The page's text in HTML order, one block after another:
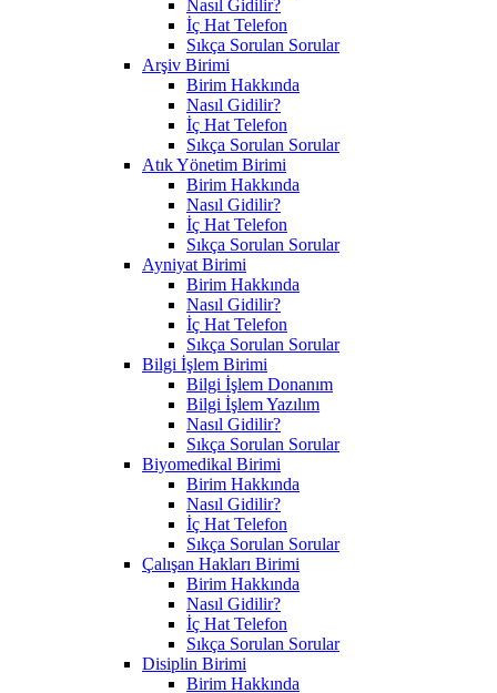
Nasıl Gidilir?
İç Hat Telefon
Sıkça Sorulan Sorular
Arşiv Birimi
Birim Hakkında
Nasıl Gidilir?
İç Hat Telefon
Sıkça Sorulan Sorular
Atık Yönetim Birimi
Birim Hakkında
Nasıl Gidilir?
İç Hat Telefon
Sıkça Sorulan Sorular
Ayniyat Birimi
Birim Hakkında
Nasıl Gidilir?
İç Hat Telefon
Sıkça Sorulan Sorular
Bilgi İşlem Birimi
Bilgi İşlem Donanım
Bilgi İşlem Yazılım
Nasıl Gidilir?
Sıkça Sorulan Sorular
Biyomedikal Birimi
Birim Hakkında
Nasıl Gidilir?
İç Hat Telefon
Sıkça Sorulan Sorular
Çalışan Hakları Birimi
Birim Hakkında
Nasıl Gidilir?
İç Hat Telefon
Sıkça Sorulan Sorular
Disiplin Birimi
Birim Hakkında